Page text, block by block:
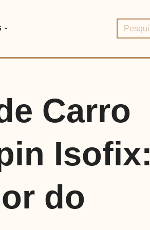
Carro
Isofix:
do